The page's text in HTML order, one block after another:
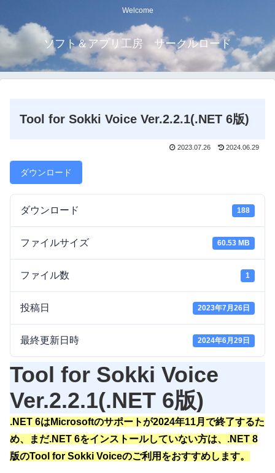
Welcome
ソフト＆アプリ工房 サークルロード
Tool for Sokki Voice Ver.2.2.1(.NET 6版)
2023.07.26 2024.06.29
ダウンロード
ダウンロード 188
ファイルサイズ 60.53 MB
ファイル数 1
投稿日 2023年7月26日
最終更新日時 2024年6月29日
Tool for Sokki Voice
Ver.2.2.1(.NET 6版)
.NET 6はMicrosoftのサポートが2024年11月で終了するた
め、まだ.NET 6をインストールしていない方は、.NET 8
版のTool for Sokki Voiceのご利用をおすすめします。